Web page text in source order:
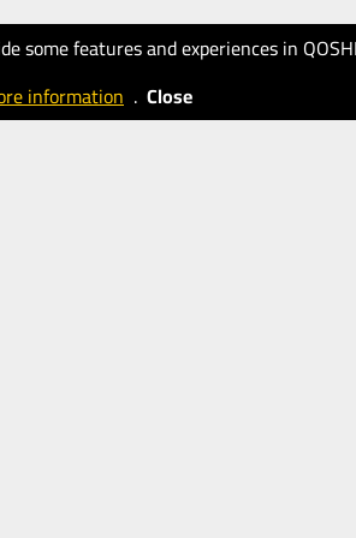
some features and experiences in
information . Close